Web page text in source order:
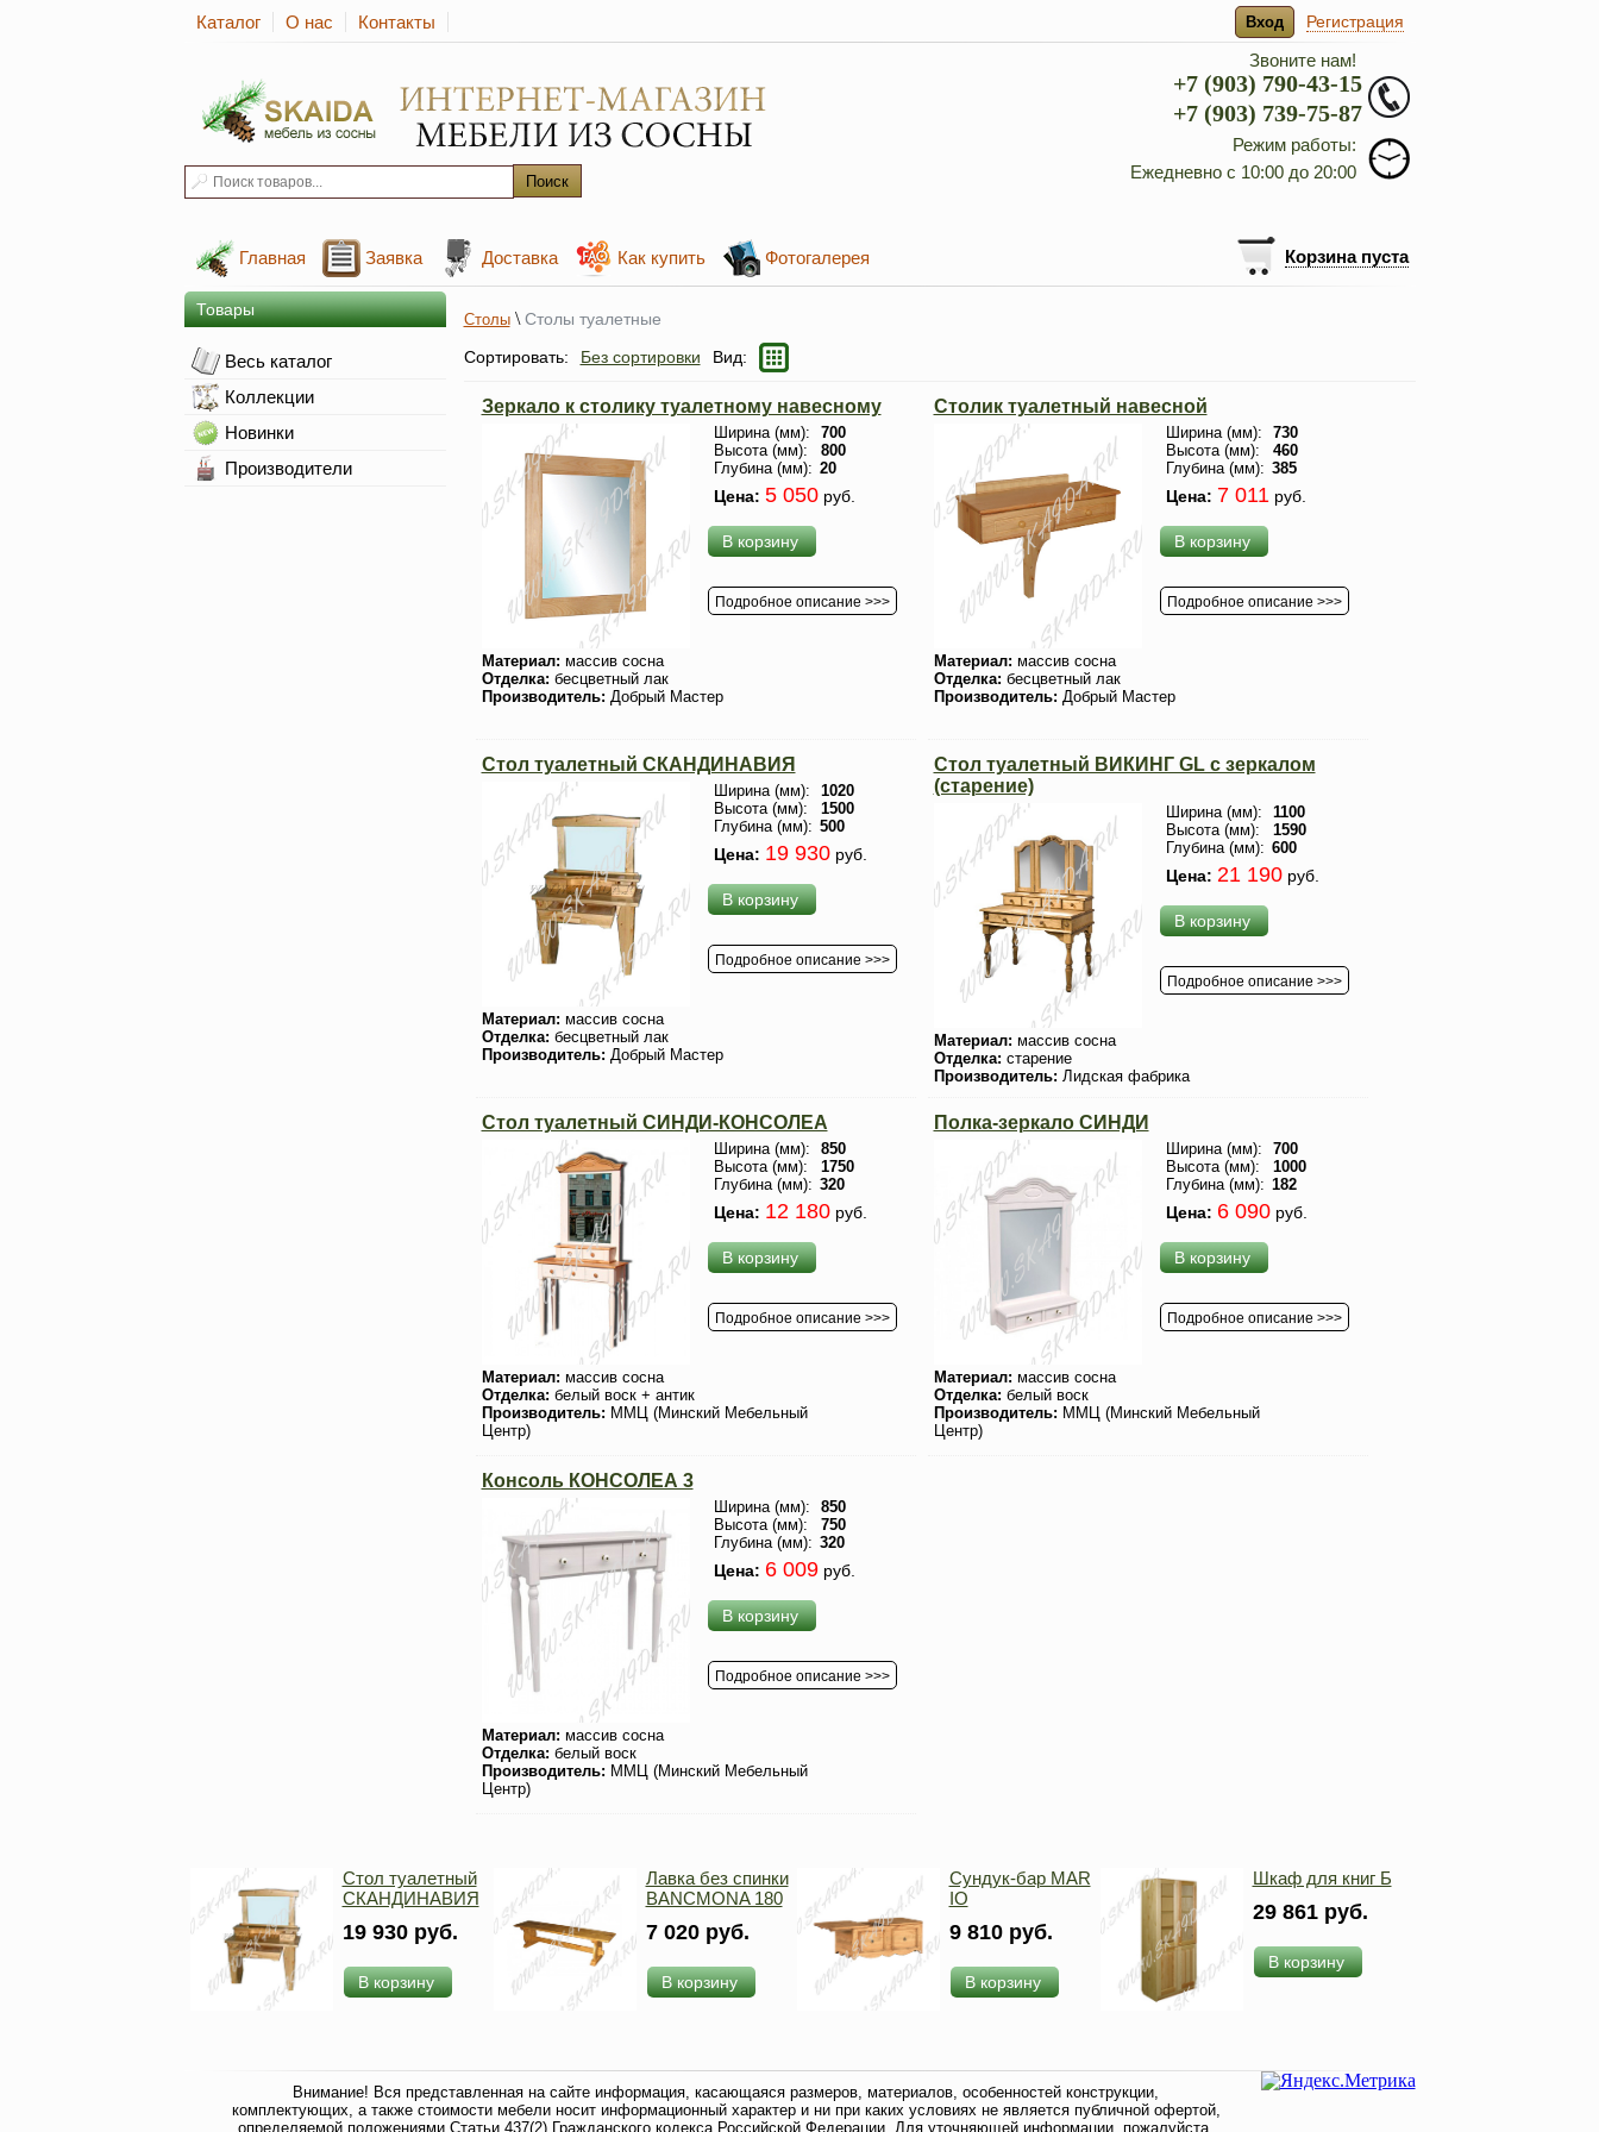
Каталог О нас Контакты Вход Регистрация
Звоните нам!
+7 (903) 790-43-15
+7 (903) 739-75-87
Режим работы:
Ежедневно с 10:00 до 20:00
Главная Заявка Доставка Как купить Фотогалерея Корзина пуста
Товары
Весь каталог
Коллекции
Новинки
Производители
Столы\ Столы туалетные
Сортировать:
Без сортировки Вид:
Зеркало к столику туалетному навесному
Ширина (мм):
700
Высота (мм):
800
Глубина (мм): 20
Цена: 5 050руб.
В корзину
Подробное описание >>>
Материал: массив сосна
Отделка: бесцветный лак
Производитель: Добрый Мастер
Столик туалетный навесной
Ширина (мм):
730
Высота (мм):
460
Глубина (мм): 385
Цена: 7 011 руб.
В корзину
Подробное описание >>>
Материал: массив сосна
Отделка: бесцветный лак
Производитель: Добрый Мастер
Стол туалетный СКАНДИНАВИЯ
Ширина (мм):
1020
Высота (мм):
1500
Глубина (мм): 500
Цена: 19 930руб.
В корзину
Подробное описание >>>
Материал: массив сосна
Отделка: бесцветный лак
Производитель: Добрый Мастер
Стол туалетный ВИКИНГ GL с зеркалом
(старение)
Ширина (мм):
1100
Высота (мм):
1590
Глубина (мм): 600
Цена: 21 190руб.
В корзину
Подробное описание >>>
Материал: массив сосна
Отделка: старение
Производитель: Лидская фабрика
Стол туалетный СИНДИ-КОНСОЛЕА
Ширина (мм):
850
Высота (мм):
1750
Глубина (мм): 320
Цена: 12 180руб.
В корзину
Подробное описание >>>
Материал: массив сосна
Отделка: белый воск + антик
Производитель: ММЦ (Минский Мебельный
Центр)
Полка-зеркало СИНДИ
Ширина (мм):
700
Высота (мм):
1000
Глубина (мм): 182
Цена: 6 090руб.
В корзину
Подробное описание >>>
Материал: массив сосна
Отделка: белый воск
Производитель: ММЦ (Минский Мебельный
Центр)
Консоль КОНСОЛЕА 3
Ширина (мм):
850
Высота (мм):
750
Глубина (мм): 320
Цена: 6 009руб.
В корзину
Подробное описание >>>
Материал: массив сосна
Отделка: белый воск
Производитель: ММЦ (Минский Мебельный
Центр)
Стол туалетный
СКАНДИНАВИЯ
19 930 руб.
В корзину
Лавка без спинки
BANCMONA 180
7 020 руб.
В корзину
Сундук-бар MAR
IO
9 810 руб.
В корзину
Шкаф для книг Б
29 861 руб.
В корзину
Внимание! Вся представленная на сайте информация, касающаяся размеров, материалов, особенностей конструкции,
комплектующих, а также стоимости мебели носит информационный характер и ни при каких условиях не является публичной офертой,
определяемой положениями Статьи 437(2) Гражданского кодекса Российской Федерации. Для уточняющей информации, пожалуйста,